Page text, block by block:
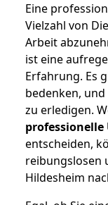
Eine
Vielzahl von
Arbeit
ist eine
Erfahrung. Es
bedenken,
zu erledigen.
entscheiden,
reibungslosen
Hildesheim